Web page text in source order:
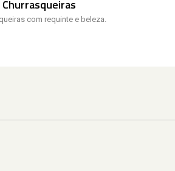
Churrasqueiras
com requinte e beleza.